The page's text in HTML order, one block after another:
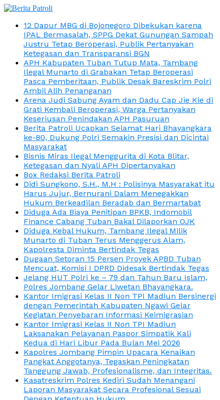
12 Dapur MBG di Bojonegoro Dibekukan karena
IPAL Bermasalah, SPPG Dekat Gunungan Sampah
Justru Tetap Beroperasi, Publik Pertanyakan
Ketegasan dan Transparansi BGN
APH Kabupaten Tuban Tutup Mata, Tambang
Ilegal Munarto di Grabakan Tetap Beroperasi
Pasca Pemberitaan, Publik Desak Bareskrim Polri
Ambil Alih Penanganan
Arena Judi Sabung Ayam dan Dadu Cap Jie Kie di
Grati Kembali Beroperasi, Warga Pertanyakan
Keseriusan Penindakan APH Pasuruan
Berita Patroli Ucapkan Selamat Hari Bhayangkara
ke-80, Dukung Polri Semakin Presisi dan Dicintai
Masyarakat
Bisnis Miras Ilegal Menggurita di Kota Blitar,
Ketegasan dan Nyali APH Dipertanyakan
Box Redaksi Berita Patroli
Didi Sungkono, S.H., M.H : Polisinya Masyarakat itu
Harus Jujur, Bernurani Dalam Menegakkan
Hukum Berkeadilan Beradab dan Bermartabat
Diduga Ada Biaya Penitipan BPKB, Indomobil
Finance Cabang Tuban Bakal Dilaporkan OJK
Diduga Kebal Hukum, Tambang Ilegal Milik
Munarto di Tuban Terus Menggerus Alam,
Kapolresta Diminta Bertindak Tegas
Dugaan Setoran 15 Persen Proyek APBD Tuban
Mencuat, Komisi I DPRD Didesak Bertindak Tegas
Jelang HUT Polri ke – 79 dan Tahun Baru Islam,
Polres Jombang Gelar Liwetan Bhayangkara.
Kantor Imigrasi Kelas II Non TPI Madiun Bersinergi
dengan Pemerintah Kabupaten Ngawi Gelar
Kegiatan Penyebaran Informasi Keimigrasian
Kantor Imigrasi Kelas II Non TPI Madiun
Laksanakan Pelayanan Paspor Simpatik Kali
Kedua di Hari Libur Pada Bulan Mei 2026
Kapolres Jombang Pimpin Upacara Kenaikan
Pangkat Anggotanya, Tegaskan Peningkatan
Tanggung Jawab, Profesionalisme, dan Integritas.
Kasatreskrim Polres Kediri Sudah Menangani
Laporan Masyarakat Secara Profesional Sesuai